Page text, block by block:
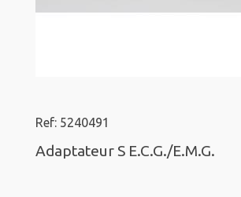
Ref: 5240491
Adaptateur S E.C.G./E.M.G.